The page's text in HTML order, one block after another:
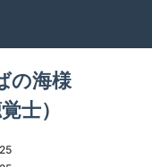
の海様
士）